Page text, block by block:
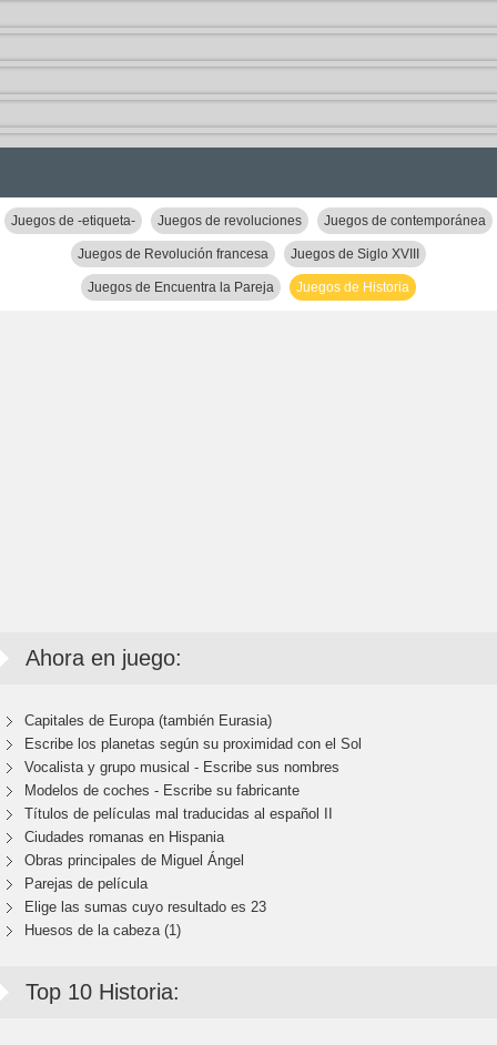
Juegos de -etiqueta- Juegos de revoluciones Juegos de contemporánea
Juegos de Revolución francesa Juegos de Siglo XVIII
Juegos de Encuentra la Pareja Juegos de Historia
Ahora en juego:
Capitales de Europa (también Eurasia)
Escribe los planetas según su proximidad con el Sol
Vocalista y grupo musical - Escribe sus nombres
Modelos de coches - Escribe su fabricante
Títulos de películas mal traducidas al español II
Ciudades romanas en Hispania
Obras principales de Miguel Ángel
Parejas de película
Elige las sumas cuyo resultado es 23
Huesos de la cabeza (1)
Top 10 Historia: